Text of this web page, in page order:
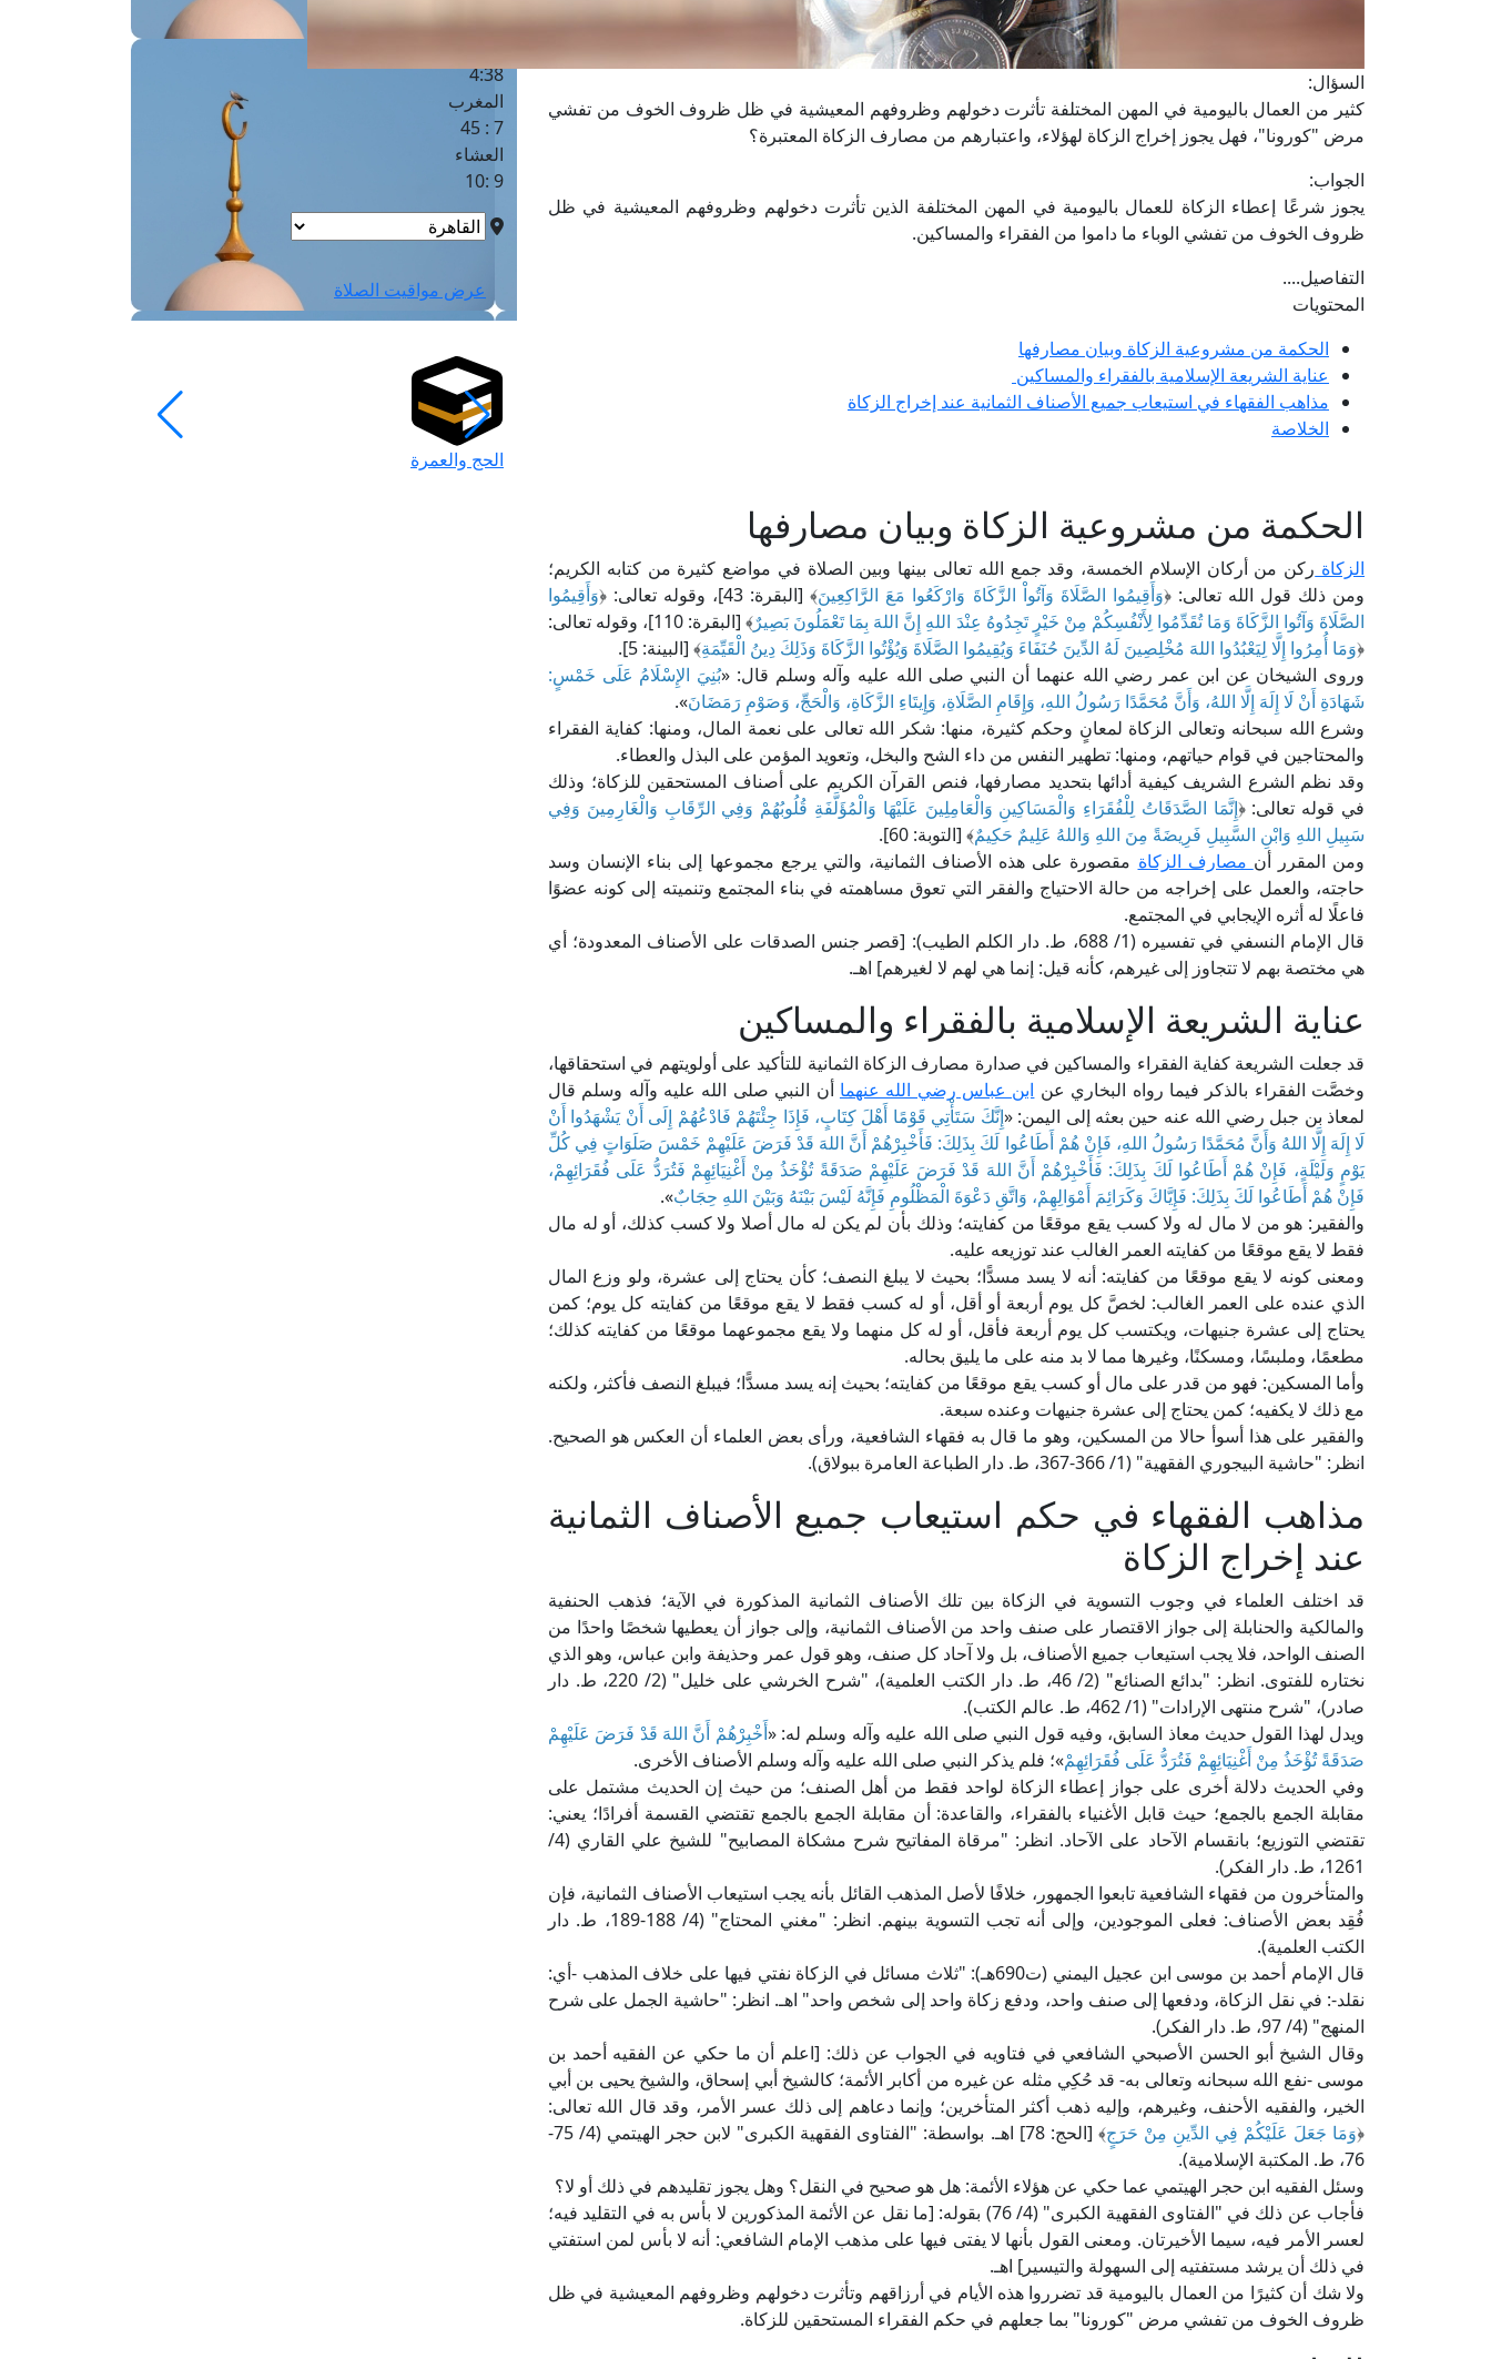
السؤال:
كثير من العمال باليومية في المهن المختلفة تأثرت دخولهم وظروفهم المعيشية في ظل ظروف الخوف من تفشي
مرض "كورونا"، فهل يجوز إخراج الزكاة لهؤلاء، واعتبارهم من مصارف الزكاة المعتبرة؟
الجواب:
يجوز شرعًا إعطاء الزكاة للعمال باليومية في المهن المختلفة الذين تأثرت دخولهم وظروفهم المعيشية في ظل
ظروف الخوف من تفشي الوباء ما داموا من الفقراء والمساكين.
التفاصيل....
المحتويات
الحكمة من مشروعية الزكاة وبيان مصارفها
عناية الشريعة الإسلامية بالفقراء والمساكين
مذاهب الفقهاء في استيعاب جميع الأصناف الثمانية عند إخراج الزكاة
الخلاصة
الحكمة من مشروعية الزكاة وبيان مصارفها
الزكاة ركن من أركان الإسلام الخمسة، وقد جمع الله تعالى بينها وبين الصلاة في مواضع كثيرة من كتابه الكريم؛
ومن ذلك قول الله تعالى: ﴿وَأَقِيمُوا الصَّلَاةَ وَآتُواْ الزَّكَاةَ وَارْكَعُوا مَعَ الرَّاكِعِينَ﴾ [البقرة: 43]، وقوله تعالى: ﴿
وَأَقِيمُوا
الصَّلَاةَ وَآتُوا الزَّكَاةَ وَمَا تُقَدِّمُوا لِأَنْفُسِكُمْ مِنْ خَيْرٍ تَجِدُوهُ عِنْدَ اللهِ إِنَّ اللهَ بِمَا تَعْمَلُونَ بَصِيرٌ
﴾ [البقرة: 110]، وقوله تعالى:
﴿وَمَا أُمِرُوا إِلَّا لِيَعْبُدُوا اللهَ مُخْلِصِينَ لَهُ الدِّينَ حُنَفَاءَ وَيُقِيمُوا الصَّلَاةَ وَيُؤْتُوا الزَّكَاةَ وَذَلِكَ دِينُ الْقَيِّمَةِ﴾ [البينة: 5].
وروى الشيخان عن ابن عمر رضي الله عنهما أن النبي صلى الله عليه وآله وسلم قال: «بُنِيَ الإِسْلَامُ عَلَى خَمْسٍ:
شَهَادَةِ أَنْ لَا إِلَهَ إِلَّا اللهُ، وَأَنَّ مُحَمَّدًا رَسُولُ اللهِ، وَإِقَامِ الصَّلَاةِ، وَإِيتَاءِ الزَّكَاةِ، وَالْحَجِّ، وَصَوْمِ رَمَضَانَ».
وشرع الله سبحانه وتعالى الزكاة لمعانٍ وحكم كثيرة، منها: شكر الله تعالى على نعمة المال، ومنها: كفاية الفقراء
والمحتاجين في قوام حياتهم، ومنها: تطهير النفس من داء الشح والبخل، وتعويد المؤمن على البذل والعطاء.
وقد نظم الشرع الشريف كيفية أدائها بتحديد مصارفها، فنص القرآن الكريم على أصناف المستحقين للزكاة؛ وذلك
في قوله تعالى: ﴿إِنَّمَا الصَّدَقَاتُ لِلْفُقَرَاءِ وَالْمَسَاكِينِ وَالْعَامِلِينَ عَلَيْهَا وَالْمُؤَلَّفَةِ قُلُوبُهُمْ وَفِي الرِّقَابِ وَالْغَارِمِينَ وَفِي
سَبِيلِ اللهِ وَابْنِ السَّبِيلِ فَرِيضَةً مِنَ اللهِ وَاللهُ عَلِيمٌ حَكِيمٌ﴾ [التوبة: 60].
ومن المقرر أن مصارف الزكاة مقصورة على هذه الأصناف الثمانية، والتي يرجع مجموعها إلى بناء الإنسان وسد
حاجته، والعمل على إخراجه من حالة الاحتياج والفقر التي تعوق مساهمته في بناء المجتمع وتنميته إلى كونه عضوًا
فاعلًا له أثره الإيجابي في المجتمع.
قال الإمام النسفي في تفسيره (1/ 688، ط. دار الكلم الطيب): [قصر جنس الصدقات على الأصناف المعدودة؛ أي
هي مختصة بهم لا تتجاوز إلى غيرهم، كأنه قيل: إنما هي لهم لا لغيرهم] اهـ.
عناية الشريعة الإسلامية بالفقراء والمساكين
قد جعلت الشريعة كفاية الفقراء والمساكين في صدارة مصارف الزكاة الثمانية للتأكيد على أولويتهم في استحقاقها،
وخصَّت الفقراء بالذكر فيما رواه البخاري عن ابن عباس رضي الله عنهما أن النبي صلى الله عليه وآله وسلم قال
لمعاذ بن جبل رضي الله عنه حين بعثه إلى اليمن: «إِنَّكَ سَتَأْتِي قَوْمًا أَهْلَ كِتَابٍ، فَإِذَا جِئْتَهُمْ فَادْعُهُمْ إِلَى أَنْ يَشْهَدُوا أَنْ
لَا إِلَهَ إِلَّا اللهُ وَأَنَّ مُحَمَّدًا رَسُولُ اللهِ، فَإِنْ هُمْ أَطَاعُوا لَكَ بِذَلِكَ: فَأَخْبِرْهُمْ أَنَّ اللهَ قَدْ فَرَضَ عَلَيْهِمْ خَمْسَ صَلَوَاتٍ فِي كُلِّ
يَوْمٍ وَلَيْلَةٍ، فَإِنْ هُمْ أَطَاعُوا لَكَ بِذَلِكَ: فَأَخْبِرْهُمْ أَنَّ اللهَ قَدْ فَرَضَ عَلَيْهِمْ صَدَقَةً تُؤْخَذُ مِنْ أَغْنِيَائِهِمْ فَتُرَدُّ عَلَى فُقَرَائِهِمْ،
فَإِنْ هُمْ أَطَاعُوا لَكَ بِذَلِكَ: فَإِيَّاكَ وَكَرَائِمَ أَمْوَالِهِمْ، وَاتَّقِ دَعْوَةَ الْمَظْلُومِ فَإِنَّهُ لَيْسَ بَيْنَهُ وَبَيْنَ اللهِ حِجَابٌ».
والفقير: هو من لا مال له ولا كسب يقع موقعًا من كفايته؛ وذلك بأن لم يكن له مال أصلا ولا كسب كذلك، أو له مال
فقط لا يقع موقعًا من كفايته العمر الغالب عند توزيعه عليه.
ومعنى كونه لا يقع موقعًا من كفايته: أنه لا يسد مسدًّا؛ بحيث لا يبلغ النصف؛ كأن يحتاج إلى عشرة، ولو وزع المال
الذي عنده على العمر الغالب: لخصَّ كل يوم أربعة أو أقل، أو له كسب فقط لا يقع موقعًا من كفايته كل يوم؛ كمن
يحتاج إلى عشرة جنيهات، ويكتسب كل يوم أربعة فأقل، أو له كل منهما ولا يقع مجموعهما موقعًا من كفايته كذلك؛
مطعمًا، وملبسًا، ومسكنًا، وغيرها مما لا بد منه على ما يليق بحاله.
وأما المسكين: فهو من قدر على مال أو كسب يقع موقعًا من كفايته؛ بحيث إنه يسد مسدًّا؛ فيبلغ النصف فأكثر، ولكنه
مع ذلك لا يكفيه؛ كمن يحتاج إلى عشرة جنيهات وعنده سبعة.
والفقير على هذا أسوأ حالا من المسكين، وهو ما قال به فقهاء الشافعية، ورأى بعض العلماء أن العكس هو الصحيح.
انظر: "حاشية البيجوري الفقهية" (1/ 366-367، ط. دار الطباعة العامرة ببولاق).
مذاهب الفقهاء في حكم استيعاب جميع الأصناف الثمانية
عند إخراج الزكاة
قد اختلف العلماء في وجوب التسوية في الزكاة بين تلك الأصناف الثمانية المذكورة في الآية؛ فذهب الحنفية
والمالكية والحنابلة إلى جواز الاقتصار على صنف واحد من الأصناف الثمانية، وإلى جواز أن يعطيها شخصًا واحدًا من
الصنف الواحد، فلا يجب استيعاب جميع الأصناف، بل ولا آحاد كل صنف، وهو قول عمر وحذيفة وابن عباس، وهو الذي
نختاره للفتوى. انظر: "بدائع الصنائع" (2/ 46، ط. دار الكتب العلمية)، "شرح الخرشي على خليل" (2/ 220، ط. دار
صادر)، "شرح منتهى الإرادات" (1/ 462، ط. عالم الكتب).
ويدل لهذا القول حديث معاذ السابق، وفيه قول النبي صلى الله عليه وآله وسلم له: «أَخْبِرْهُمْ أَنَّ اللهَ قَدْ فَرَضَ عَلَيْهِمْ
صَدَقَةً تُؤْخَذُ مِنْ أَغْنِيَائِهِمْ فَتُرَدُّ عَلَى فُقَرَائِهِمْ»؛ فلم يذكر النبي صلى الله عليه وآله وسلم الأصناف الأخرى.
وفي الحديث دلالة أخرى على جواز إعطاء الزكاة لواحد فقط من أهل الصنف؛ من حيث إن الحديث مشتمل على
مقابلة الجمع بالجمع؛ حيث قابل الأغنياء بالفقراء، والقاعدة: أن مقابلة الجمع بالجمع تقتضي القسمة أفرادًا؛ يعني:
تقتضي التوزيع؛ بانقسام الآحاد على الآحاد. انظر: "مرقاة المفاتيح شرح مشكاة المصابيح" للشيخ علي القاري (4/
1261، ط. دار الفكر).
والمتأخرون من فقهاء الشافعية تابعوا الجمهور، خلافًا لأصل المذهب القائل بأنه يجب استيعاب الأصناف الثمانية، فإن
فُقِد بعض الأصناف: فعلى الموجودين، وإلى أنه تجب التسوية بينهم. انظر: "مغني المحتاج" (4/ 188-189، ط. دار
الكتب العلمية).
قال الإمام أحمد بن موسى ابن عجيل اليمني (ت690هـ): "ثلاث مسائل في الزكاة نفتي فيها على خلاف المذهب -أي:
نقلد-: في نقل الزكاة، ودفعها إلى صنف واحد، ودفع زكاة واحد إلى شخص واحد" اهـ. انظر: "حاشية الجمل على شرح
المنهج" (4/ 97، ط. دار الفكر).
وقال الشيخ أبو الحسن الأصبحي الشافعي في فتاويه في الجواب عن ذلك: [اعلم أن ما حكي عن الفقيه أحمد بن
موسى -نفع الله سبحانه وتعالى به- قد حُكِي مثله عن غيره من أكابر الأئمة؛ كالشيخ أبي إسحاق، والشيخ يحيى بن أبي
الخير، والفقيه الأحنف، وغيرهم، وإليه ذهب أكثر المتأخرين؛ وإنما دعاهم إلى ذلك عسر الأمر، وقد قال الله تعالى:
﴿وَمَا جَعَلَ عَلَيْكُمْ فِي الدِّينِ مِنْ حَرَجٍ
﴾ [الحج: 78] اهـ. بواسطة: "الفتاوى الفقهية الكبرى" لابن حجر الهيتمي (4/ 75-
76، ط. المكتبة الإسلامية).
وسئل الفقيه ابن حجر الهيتمي عما حكي عن هؤلاء الأئمة: هل هو صحيح في النقل؟ وهل يجوز تقليدهم في ذلك أو لا؟
فأجاب عن ذلك في "الفتاوى الفقهية الكبرى" (4/ 76) بقوله: [ما نقل عن الأئمة المذكورين لا بأس به في التقليد فيه؛
لعسر الأمر فيه، سيما الأخيرتان. ومعنى القول بأنها لا يفتى فيها على مذهب الإمام الشافعي: أنه لا بأس لمن استفتي
في ذلك أن يرشد مستفتيه إلى السهولة والتيسير] اهـ.
ولا شك أن كثيرًا من العمال باليومية قد تضرروا هذه الأيام في أرزاقهم وتأثرت دخولهم وظروفهم المعيشية في ظل
ظروف الخوف من تفشي مرض "كورونا" بما جعلهم في حكم الفقراء المستحقين للزكاة.
1 : 1
4:38
المغرب
7 : 45
العشاء
9 :10
عرض مواقيت الصلاة
الحج والعمرة